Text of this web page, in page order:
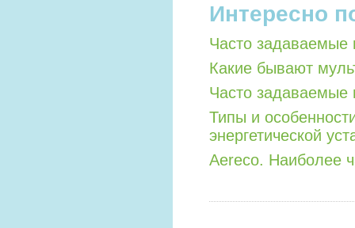
Интересно
Часто задаваемые
Какие бывают
Часто задаваемые
Типы и
энергетической
Aereco. Наиболее